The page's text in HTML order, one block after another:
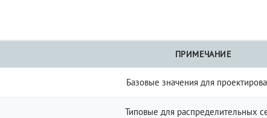
ПРИМЕЧАНИЕ
Базовые значения для
Типовые для распределительных